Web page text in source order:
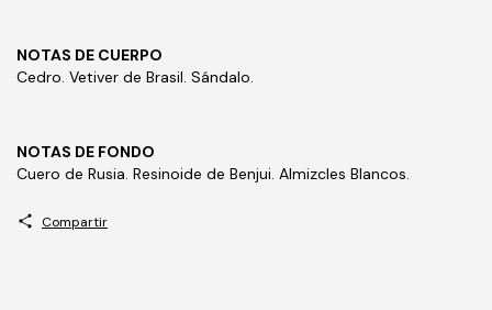
NOTAS DE CUERPO
Cedro. Vetiver de Brasil. Sándalo.
NOTAS DE FONDO
Cuero de Rusia. Resinoide de Benjui. Almizcles Blancos.
Compartir